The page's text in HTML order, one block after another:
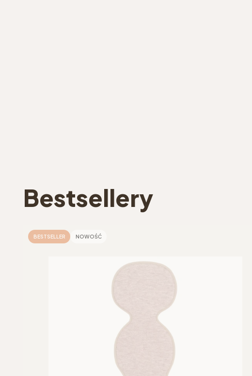
Bestsellery
BESTSELLER NOWOŚĆ